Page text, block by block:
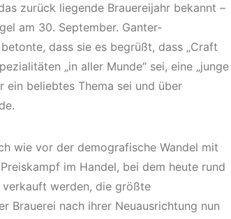
zurück liegende Brauereijahr bekannt –
am 30. September. Ganter-
dass sie es begrüßt, dass „Craft
„in aller Munde“ sei, eine „junge
ein beliebtes Thema sei und über
wie vor der demografische Wandel mit
im Handel, bei dem heute rund
werden, die größte
Brauerei nach ihrer Neuausrichtung nun